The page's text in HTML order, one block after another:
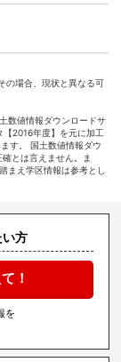
の場合、現状と異なる可
数値情報ダウンロードサ
2016年度】を元に加工
す。 国土数値情報ダウ
とは言えません。ま
まえ学区情報は参考とし
い方
！
を